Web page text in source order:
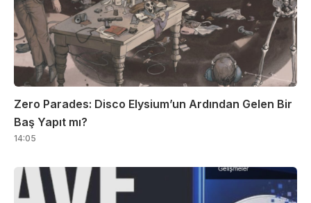
Zero Parades: Disco Elysium’un Ardından Gelen Bir
Baş Yapıt mı?
14:05